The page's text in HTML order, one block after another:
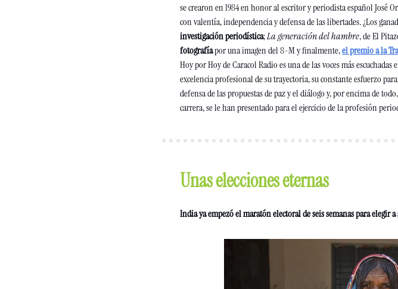
se crearon en 1984 en honor al escritor y periodista español José
con valentía, independencia y defensa de las libertades. ¿Los
investigación periodística; La generación del hambre, de El
fotografía por una imagen del 8-M y finalmente, el premio a la
Hoy por Hoy de Caracol Radio es una de las voces más
excelencia profesional de su trayectoria, su constante esfuerzo
defensa de las propuestas de paz y el diálogo y, por encima de
carrera, se le han presentado para el ejercicio de la profesión
Unas elecciones eternas
India ya empezó el maratón electoral de seis semanas para elegir